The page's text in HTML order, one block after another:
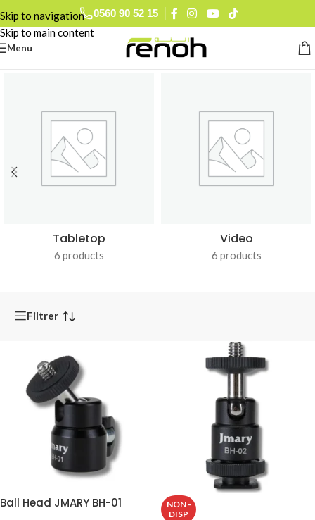
Skip to navigation
Skip to main content
0560 90 52 15
Menu
Tabletop
6 products
Video
6 products
Filtrer
Ball Head JMARY BH-01
NON -
DISP